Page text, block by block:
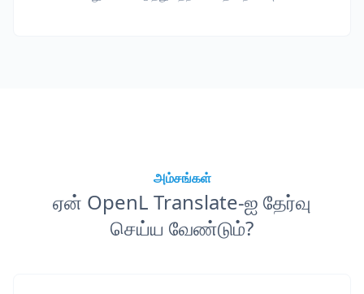
அம்சங்கள்
ஏன் OpenL Translate-ஐ தேர்வு
செய்ய வேண்டும்?